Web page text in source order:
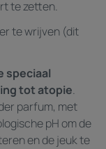
te zetten.
te wrijven (dit
speciaal
tot atopie.
parfum, met
pH om de
en de jeuk te